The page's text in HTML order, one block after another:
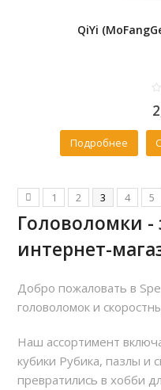
QiYi
out
5
Подробнее
1 2 3 4 5
Головоломки -
интернет-
Добро пожаловать в
головоломок и
Наш ассортимент
кубики Рубика, пазлы и
превратились в хобби